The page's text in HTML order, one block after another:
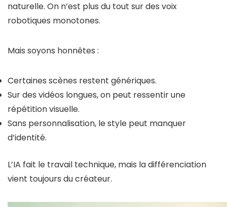
naturelle. On n’est plus du tout sur des voix
robotiques monotones.
Mais soyons honnêtes :
Certaines scènes restent génériques.
Sur des vidéos longues, on peut ressentir une
répétition visuelle.
Sans personnalisation, le style peut manquer
d’identité.
L’IA fait le travail technique, mais la différenciation
vient toujours du créateur.